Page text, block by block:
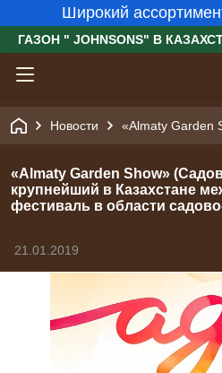
Широкий
ГАЗОН " JOHNSONS" В
Новости «Almaty Garden
«Almaty Garden Show»
крупнейший в Казахстане
фестиваль в области
21.01.2019